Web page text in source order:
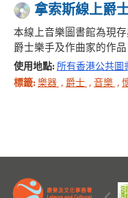
拿索斯線上爵
本線上音樂圖書館為現
爵士樂手及作曲家的作
使用地點: 所有香港公共圖
標籤: 樂器 , 爵士 , 音樂 ,